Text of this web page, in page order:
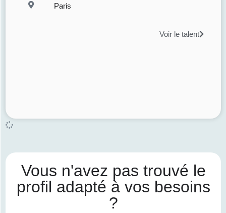
Paris
Voir le talent
Vous n'avez pas trouvé le
profil adapté à vos besoins
?